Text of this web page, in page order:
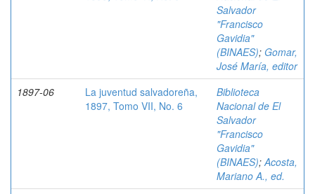
Salvador
"Francisco
Gavidia"
(BINAES); Gomar,
José María, editor
1897-06
La juventud salvadoreña,
1897, Tomo VII, No. 6
Biblioteca
Nacional de El
Salvador
"Francisco
Gavidia"
(BINAES);Acosta,
Mariano A., ed.